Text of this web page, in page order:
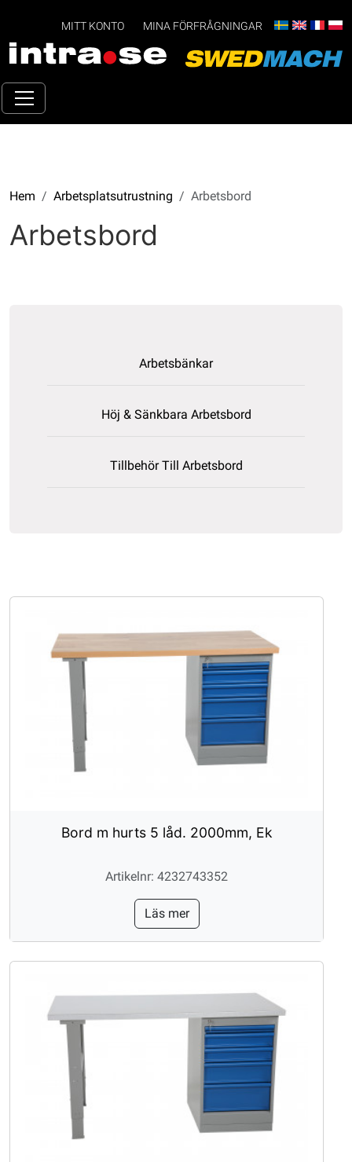
MITT KONTO MINA FÖRFRÅGNINGAR
Hem Arbetsplatsutrustning Arbetsbord
Arbetsbord
Arbetsbänkar
Höj & Sänkbara Arbetsbord
Tillbehör Till Arbetsbord
Bord m hurts 5 låd. 2000mm, Ek
Artikelnr: 4232743352
Läs mer